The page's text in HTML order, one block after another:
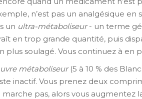
n’est pas un analgésique
un ultra-métaboliseur- un terme
en trop grande quantité, puis
plus soulagé. Vous continuez à en
métaboliseur(5 à 10 % des
inactif. Vous prenez deux
pas, alors vous augmentez